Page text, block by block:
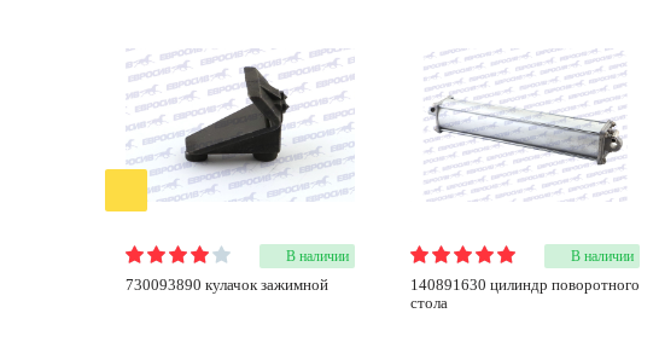
В наличии
730093890 кулачок зажимной
В наличии
140891630 цилиндр поворотного
стола